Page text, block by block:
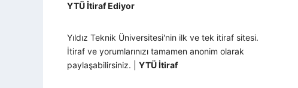
YTÜ İtiraf Ediyor
Yıldız Teknik Üniversitesi'nin ilk ve tek itiraf sitesi.
İtiraf ve yorumlarınızı tamamen anonim olarak
paylaşabilirsiniz. | YTÜ İtiraf